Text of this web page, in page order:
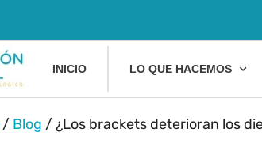
INICIO LO QUE HACEMOS
/ Blog /¿Los brackets deterioran los